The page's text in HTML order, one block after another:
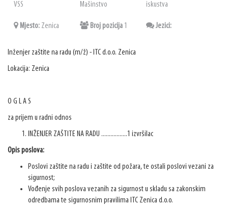
VSS
Mašinstvo
iskustva
Mjesto: Zenica Broj pozicija 1 Jezici:
Inženjer zaštite na radu (m/ž) - ITC d.o.o. Zenica
Lokacija: Zenica
O G L A S
za prijem u radni odnos
INŽENJER ZAŠTITE NA RADU .................1 izvršilac
Opis poslova:
Poslovi zaštite na radu i zaštite od požara, te ostali poslovi vezani za
sigurnost;
Vođenje svih poslova vezanih za sigurnost u skladu sa zakonskim
odredbama te sigurnosnim pravilima ITC Zenica d.o.o.